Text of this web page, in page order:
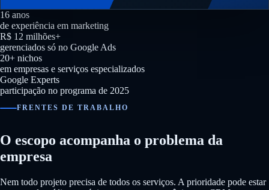
16 anos
de experiência em marketing
R$ 12 milhões+
gerenciados só no Google Ads
20+ nichos
em empresas e serviços especializados
Google Experts
participação no programa de 2025
FRENTES DE TRABALHO
O escopo acompanha o problema da
empresa
Nem todo projeto precisa de todos os serviços. A prioridade pode estar